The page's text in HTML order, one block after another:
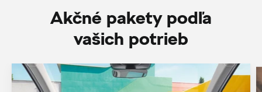
Akčné pakety podľa
vašich potrieb